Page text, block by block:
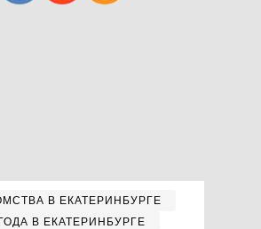
В ЕКАТЕРИНБУРГЕ
В ЕКАТЕРИНБУРГЕ